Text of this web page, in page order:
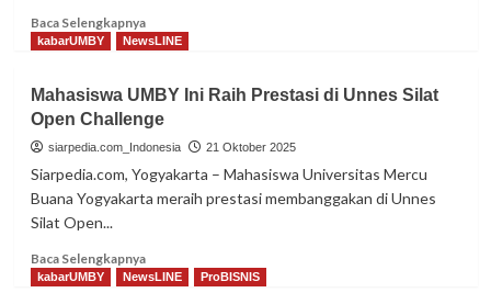
Baca SelengkapnyaRead
more
Kolaboratif
Dosen
UMBY
Bahas
Strategi
Holistik
Persiapan
Ujian
kabarUMBY NewsLINE
Mahasiswa UMBY Ini Raih Prestasi di Unnes Silat
Open Challenge
siarpedia.com_Indonesia 21 Oktober 2025
Siarpedia.com, Yogyakarta – Mahasiswa Universitas Mercu
Buana Yogyakarta meraih prestasi membanggakan di Unnes
Silat Open...
Baca SelengkapnyaRead
more
kabarUMBY NewsLINE ProBISNIS